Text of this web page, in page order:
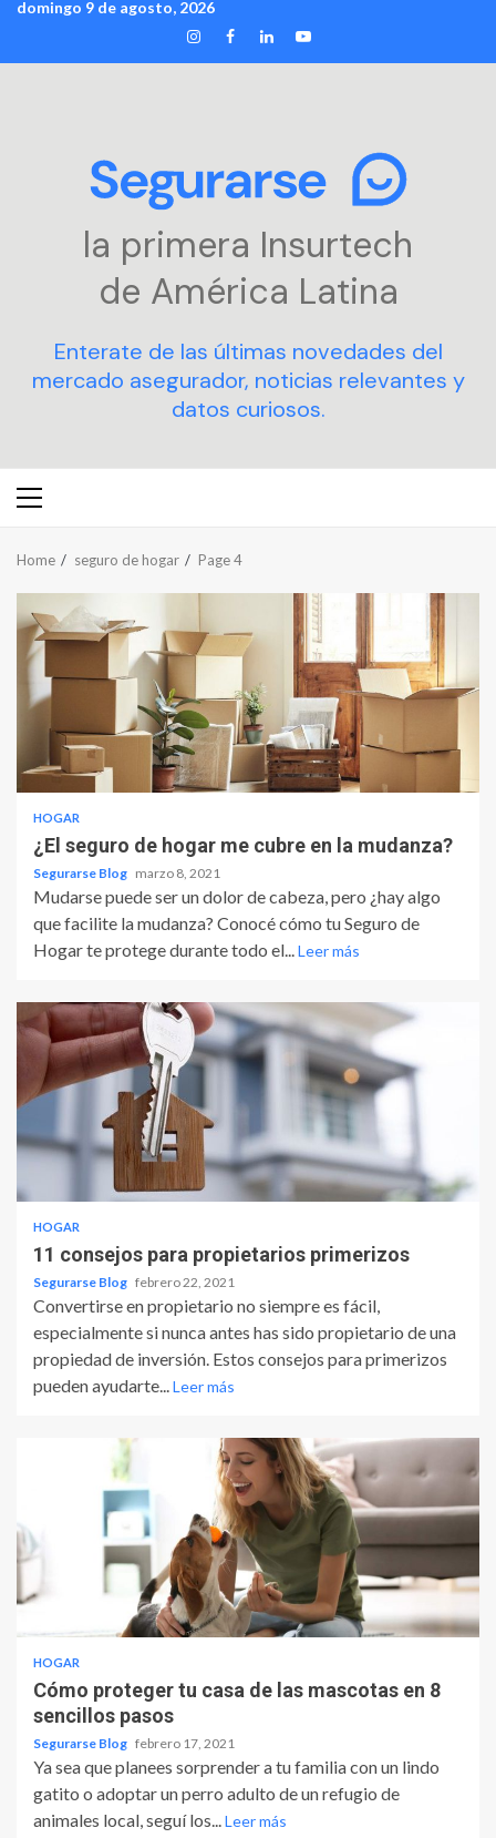
Skip
content
domingo 9 de agosto, 2026
INSTAGRAM
FACEBOOK
LINKEDIN
YOUTUBE
la primera Insurtech
de América Latina
Enterate de las últimas novedades del
mercado asegurador, noticias relevantes y
datos curiosos.
Primary
Home seguro de hogar Page 4
HOGAR
¿El seguro de hogar me cubre en la mudanza?
Segurarse Blog marzo 8, 2021
Mudarse puede ser un dolor de cabeza, pero ¿hay algo
que facilite la mudanza? Conocé cómo tu Seguro de
Hogar te protege durante todo el...Leer más
HOGAR
11 consejos para propietarios primerizos
Segurarse Blog febrero 22, 2021
Convertirse en propietario no siempre es fácil,
especialmente si nunca antes has sido propietario de una
propiedad de inversión. Estos consejos para primerizos
pueden ayudarte...Leer más
HOGAR
Cómo proteger tu casa de las mascotas en 8
sencillos pasos
Segurarse Blog febrero 17, 2021
Ya sea que planees sorprender a tu familia con un lindo
gatito o adoptar un perro adulto de un refugio de
animales local, seguí los...Leer más